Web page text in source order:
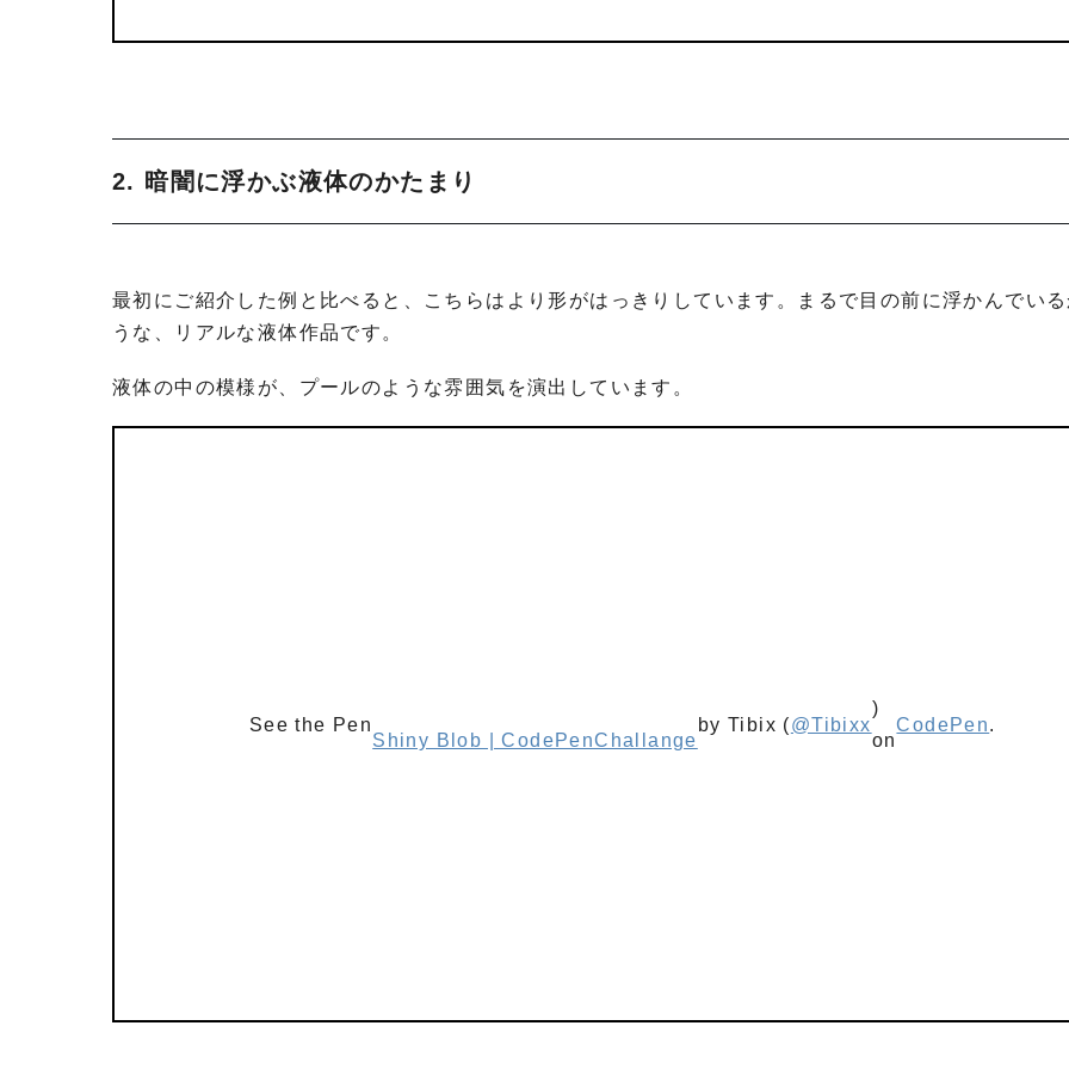
2. 暗闇に浮かぶ液体のかたまり
最初にご紹介した例と比べると、こちらはより形がはっきりしています。まるで目の前に浮かんでい
うな、リアルな液体作品です。
液体の中の模様が、プールのような雰囲気を演出しています。
See the Pen
Shiny Blob | CodePenChallange
by Tibix (@Tibixx
)
on
CodePen.